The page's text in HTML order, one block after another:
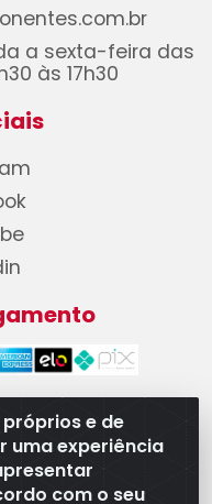
e de
uma experiência
com o seu
a sexta-feira das
às 17h30
LTDA - CNPJ
667 - Parque
- CEP 74375-660